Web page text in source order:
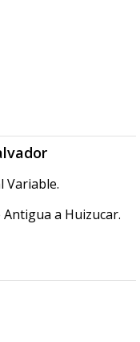
Variable.
Antigua a Huizucar.